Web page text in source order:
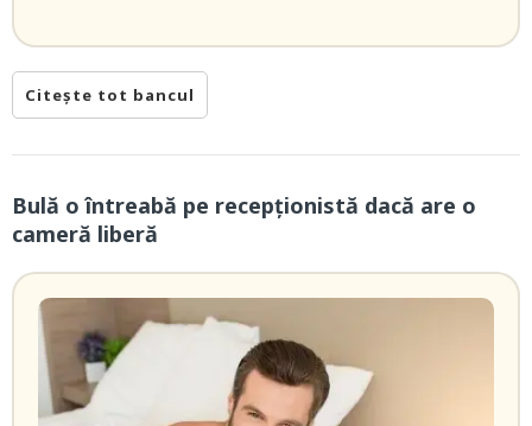
Citește tot bancul
Bulă o întreabă pe recepționistă dacă are o
cameră liberă